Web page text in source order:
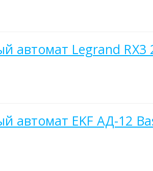
автомат Legrand RX3
автомат EKF АД-12